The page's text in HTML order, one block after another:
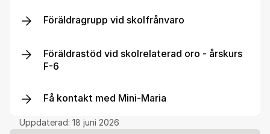
Föräldragrupp vid skolfrånvaro
Föräldrastöd vid skolrelaterad oro - årskurs
F-6
Få kontakt med Mini-Maria
Uppdaterad: 18 juni 2026